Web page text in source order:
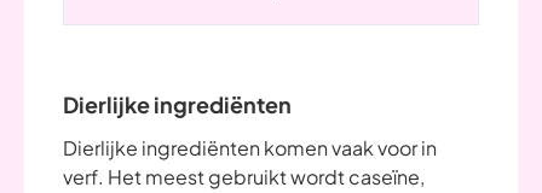
Dierlijke ingrediënten
Dierlijke ingrediënten komen vaak voor in
verf. Het meest gebruikt wordt caseïne,